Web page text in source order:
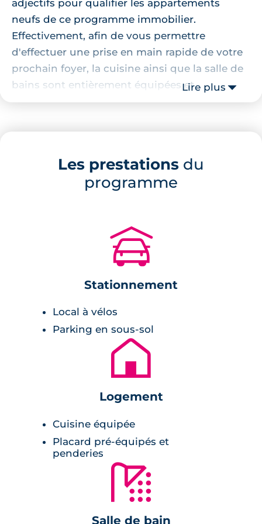
adjectifs pour qualifier les appartements
neufs de ce programme immobilier.
Effectivement, afin de vous permettre
d'effectuer une prise en main rapide de votre
prochain foyer, la cuisine ainsi que la salle de
bains sont entièrement équipées et
aménagées. Celles-ci sont, d'ailleurs, pourvues
carrelage 45x45 cm dans les pièces
salle de bains aménagée,
placards intégrés,
chaudière individuelle au gaz,
interphone-visiophone,
Une résidence moderne et
Ce programme immobilier neuf à Toulouse
regroupe 43 appartements neufs et 8 villas
neuves. L'architecture du complexe
immobilier est pour le moins moderne.
Effectivement, les façades sont couvertes de
petites briques et les toitures sont faites en
Lire plus
Les prestations du
programme
🚗
Stationnement
Local à vélos
Parking en sous-sol
🏚
Logement
Cuisine équipée
Placard pré-équipés et
penderies
🚿
Salle de bain